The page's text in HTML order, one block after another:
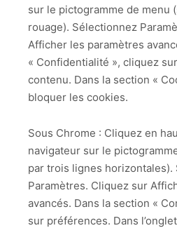
sur le pictogramme de menu
rouage). Sélectionnez
Afficher les paramètres
« Confidentialité », cliquez
contenu. Dans la section «
bloquer les cookies.
Sous Chrome : Cliquez en
navigateur sur le
par trois lignes horizontales).
Paramètres. Cliquez sur
avancés. Dans la section «
sur préférences. Dans